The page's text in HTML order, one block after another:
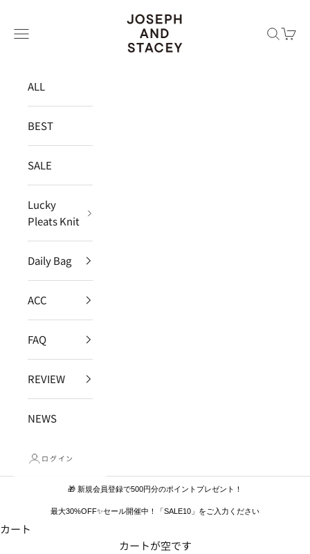
JOSEPH AND STACEY JAPAN
メニュー
検索カー
ALL
BEST
SALE
Lucky
Pleats Knit
Daily Bag
ACC
FAQ
REVIEW
NEWS
ログイン
🎁 新規会員登録で500円分のポイントプレゼント！
最大30%OFF✨セール開催中！「SALE10」をご入力ください
カート
カートが空です